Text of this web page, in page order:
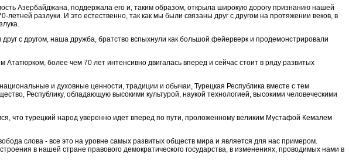
Азербайджана, поддержала его и, таким образом, открыла широкую дорогу признанию нашей
разлуки. И это естественно, так как мы были связаны друг с другом на протяжении веков, в
с другом, наша дружба, братство вспыхнули как большой фейерверк и продемонстрировали
более чем 70 лет интенсивно двигалась вперед и сейчас стоит в ряду развитых
и духовные ценности, традиции и обычаи, Турецкая Республика вместе с тем
Республику, обладающую высокими культурой, наукой технологией, высокими человеческими
что турецкий народ уверенно идет вперед по пути, проложенному великим Мустафой Кемалем
слова - все это на уровне самых развитых обществ мира и является для нас примером.
в нашей стране правового демократического государства, в изменениях, проводимых нами в